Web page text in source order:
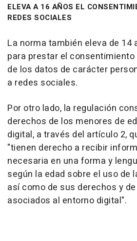
ELEVA A 16 AÑOS EL
REDES SOCIALES
La norma también eleva de 14
para prestar el
de los datos de carácter
a redes sociales.
Por otro lado, la regulación
derechos de los menores de
digital, a través del artículo 2,
"tienen derecho a recibir
necesaria en una forma y
según la edad sobre el uso de
así como de sus derechos y
asociados al entorno digital".